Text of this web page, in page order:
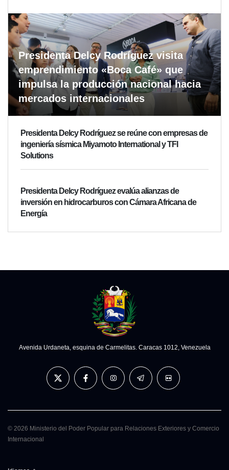
Presidenta Delcy Rodríguez visita
emprendimiento «Boca Café» que
impulsa la producción nacional hacia
mercados internacionales
Presidenta Delcy Rodríguez se reúne con empresas de
ingeniería sísmica Miyamoto International y TFI
Solutions
Presidenta Delcy Rodríguez evalúa alianzas de
inversión en hidrocarburos con Cámara Africana de
Energía
Avenida Urdaneta, esquina de Carmelitas. Caracas 1012, Venezuela
© 2026 Ministerio del Poder Popular para Relaciones Exteriores y Comercio
Internacional